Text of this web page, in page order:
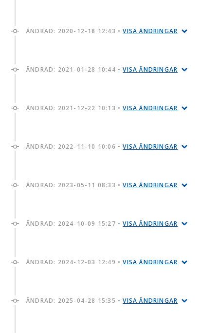
ÄNDRAD: 2020-12-18 12:43 •VISA ÄNDRINGAR
ÄNDRAD: 2021-01-28 10:44 •VISA ÄNDRINGAR
ÄNDRAD: 2021-12-22 10:13 •VISA ÄNDRINGAR
ÄNDRAD: 2022-11-10 10:06 •VISA ÄNDRINGAR
ÄNDRAD: 2023-05-11 08:33 •VISA ÄNDRINGAR
ÄNDRAD: 2024-10-09 15:27 •VISA ÄNDRINGAR
ÄNDRAD: 2024-12-03 12:49 •VISA ÄNDRINGAR
ÄNDRAD: 2025-04-28 15:35 •VISA ÄNDRINGAR